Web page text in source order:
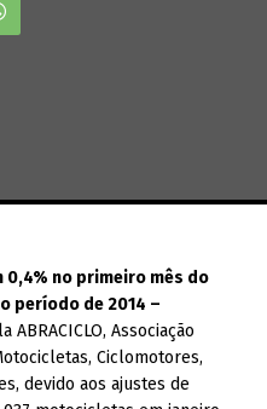
0,4% no primeiro mês do
período de 2014 –
Associação
Ciclomotores,
devido aos ajustes de